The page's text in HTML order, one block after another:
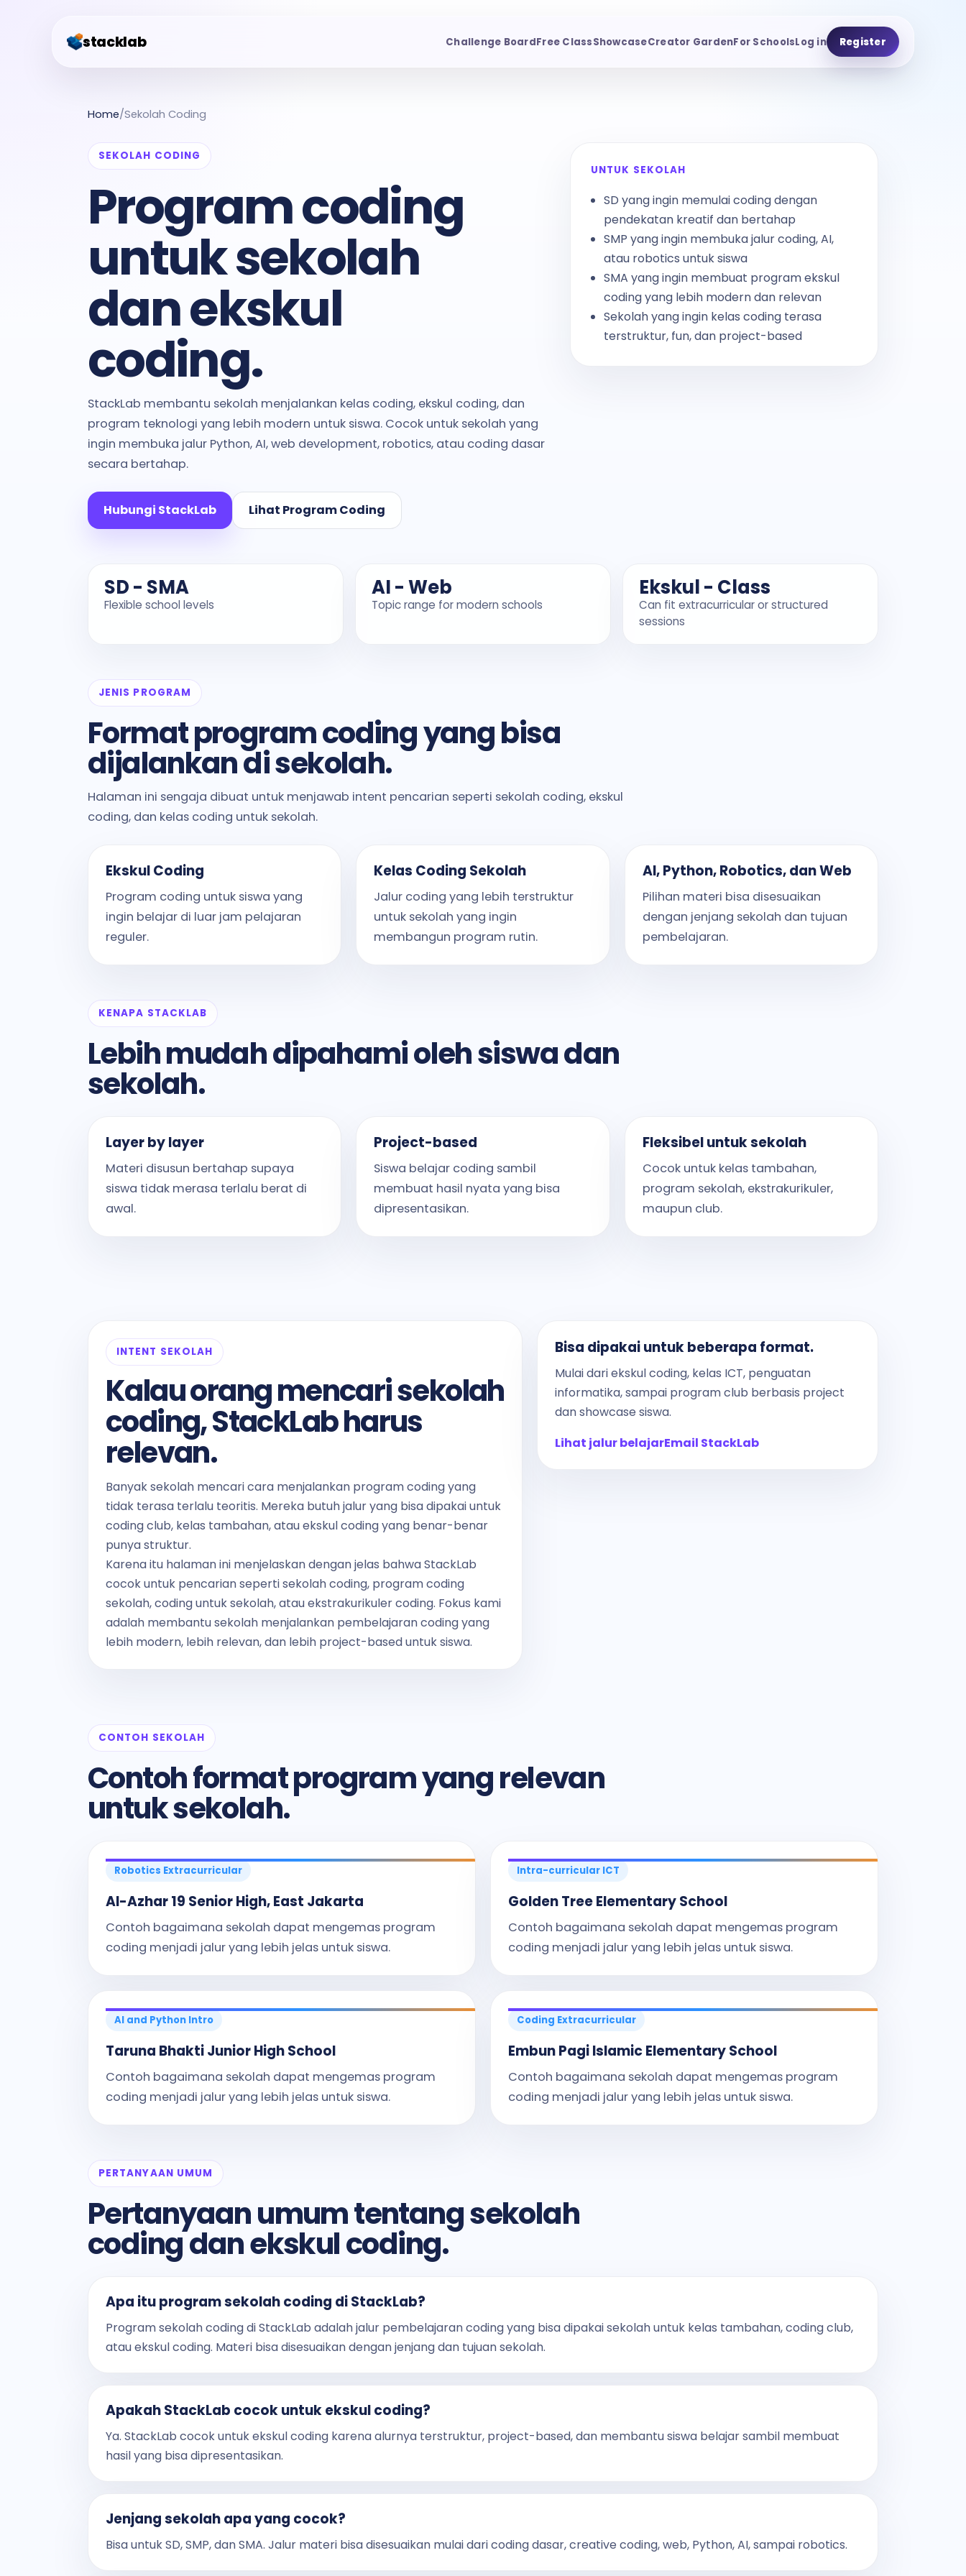
stacklab Challenge BoardFree ClassShowcaseCreator GardenFor SchoolsLog in Register
Home/Sekolah Coding
SEKOLAH CODING
Program coding
untuk sekolah
dan ekskul
coding.
StackLab membantu sekolah menjalankan kelas coding, ekskul coding, dan
program teknologi yang lebih modern untuk siswa. Cocok untuk sekolah yang
ingin membuka jalur Python, AI, web development, robotics, atau coding dasar
secara bertahap.
Hubungi StackLab Lihat Program Coding
UNTUK SEKOLAH
SD yang ingin memulai coding dengan
pendekatan kreatif dan bertahap
SMP yang ingin membuka jalur coding, AI,
atau robotics untuk siswa
SMA yang ingin membuat program ekskul
coding yang lebih modern dan relevan
Sekolah yang ingin kelas coding terasa
terstruktur, fun, dan project-based
SD - SMA
Flexible school levels
AI - Web
Topic range for modern schools
Ekskul - Class
Can fit extracurricular or structured
sessions
JENIS PROGRAM
Format program coding yang bisa
dijalankan di sekolah.
Halaman ini sengaja dibuat untuk menjawab intent pencarian seperti sekolah coding, ekskul
coding, dan kelas coding untuk sekolah.
Ekskul Coding
Program coding untuk siswa yang
ingin belajar di luar jam pelajaran
reguler.
Kelas Coding Sekolah
Jalur coding yang lebih terstruktur
untuk sekolah yang ingin
membangun program rutin.
AI, Python, Robotics, dan Web
Pilihan materi bisa disesuaikan
dengan jenjang sekolah dan tujuan
pembelajaran.
KENAPA STACKLAB
Lebih mudah dipahami oleh siswa dan
sekolah.
Layer by layer
Materi disusun bertahap supaya
siswa tidak merasa terlalu berat di
awal.
Project-based
Siswa belajar coding sambil
membuat hasil nyata yang bisa
dipresentasikan.
Fleksibel untuk sekolah
Cocok untuk kelas tambahan,
program sekolah, ekstrakurikuler,
maupun club.
INTENT SEKOLAH
Kalau orang mencari sekolah
coding, StackLab harus
relevan.
Banyak sekolah mencari cara menjalankan program coding yang
tidak terasa terlalu teoritis. Mereka butuh jalur yang bisa dipakai untuk
coding club, kelas tambahan, atau ekskul coding yang benar-benar
punya struktur.
Karena itu halaman ini menjelaskan dengan jelas bahwa StackLab
cocok untuk pencarian seperti sekolah coding, program coding
sekolah, coding untuk sekolah, atau ekstrakurikuler coding. Fokus kami
adalah membantu sekolah menjalankan pembelajaran coding yang
lebih modern, lebih relevan, dan lebih project-based untuk siswa.
Bisa dipakai untuk beberapa format.
Mulai dari ekskul coding, kelas ICT, penguatan
informatika, sampai program club berbasis project
dan showcase siswa.
Lihat jalur belajarEmail StackLab
CONTOH SEKOLAH
Contoh format program yang relevan
untuk sekolah.
Robotics Extracurricular
Al-Azhar 19 Senior High, East Jakarta
Contoh bagaimana sekolah dapat mengemas program
coding menjadi jalur yang lebih jelas untuk siswa.
Intra-curricular ICT
Golden Tree Elementary School
Contoh bagaimana sekolah dapat mengemas program
coding menjadi jalur yang lebih jelas untuk siswa.
AI and Python Intro
Taruna Bhakti Junior High School
Contoh bagaimana sekolah dapat mengemas program
coding menjadi jalur yang lebih jelas untuk siswa.
Coding Extracurricular
Embun Pagi Islamic Elementary School
Contoh bagaimana sekolah dapat mengemas program
coding menjadi jalur yang lebih jelas untuk siswa.
PERTANYAAN UMUM
Pertanyaan umum tentang sekolah
coding dan ekskul coding.
Apa itu program sekolah coding di StackLab?
Program sekolah coding di StackLab adalah jalur pembelajaran coding yang bisa dipakai sekolah untuk kelas tambahan, coding club,
atau ekskul coding. Materi bisa disesuaikan dengan jenjang dan tujuan sekolah.
Apakah StackLab cocok untuk ekskul coding?
Ya. StackLab cocok untuk ekskul coding karena alurnya terstruktur, project-based, dan membantu siswa belajar sambil membuat
hasil yang bisa dipresentasikan.
Jenjang sekolah apa yang cocok?
Bisa untuk SD, SMP, dan SMA. Jalur materi bisa disesuaikan mulai dari coding dasar, creative coding, web, Python, AI, sampai robotics.